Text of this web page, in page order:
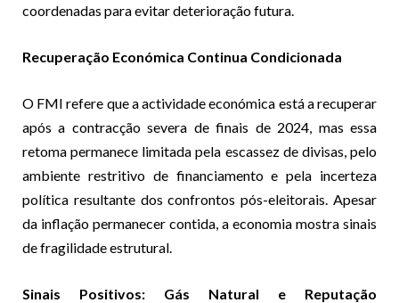
coordenadas para evitar deterioração futura.
Recuperação Económica Continua Condicionada
O FMI refere que a actividade económica está a recuperar
após a contracção severa de finais de 2024, mas essa
retoma permanece limitada pela escassez de divisas, pelo
ambiente restritivo de financiamento e pela incerteza
política resultante dos confrontos pós-eleitorais. Apesar
da inflação permanecer contida, a economia mostra sinais
de fragilidade estrutural.
Sinais Positivos: Gás Natural e Reputação